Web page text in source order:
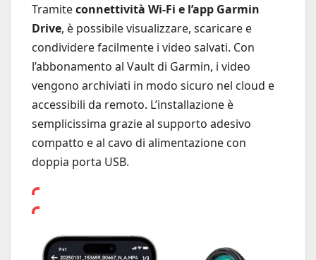
Tramiteconnettività Wi-Fi e l’app Garmin
Drive, è possibile visualizzare, scaricare e
condividere facilmente i video salvati. Con
l’abbonamento al Vault di Garmin, i video
vengono archiviati in modo sicuro nel cloud e
accessibili da remoto. L’installazione è
semplicissima grazie al supporto adesivo
compatto e al cavo di alimentazione con
doppia porta USB.